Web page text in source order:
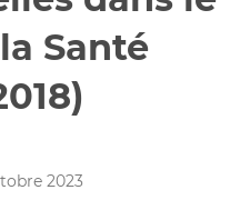
Santé
2023